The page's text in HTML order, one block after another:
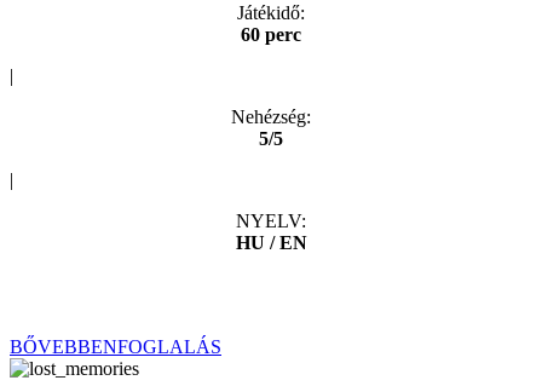
Játékidő:
60 perc
|
Nehézség:
5/5
|
NYELV:
HU / EN
BŐVEBBENFOGLALÁS